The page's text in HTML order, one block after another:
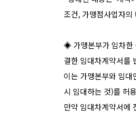
조건, 가맹점사업자
◈ 가맹본부가 임차한
결한 임대차계약서를
이는 가맹본부와 임
시 임대하는 것)를 허
만약 임대차계약서에